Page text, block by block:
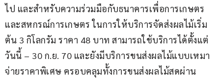
ไป และสำหรับความร่วมมือกับธนาคารเพื่อการเกษตร
และสหกรณ์การเกษตร ในการให้บริการจัดส่งผลไม้เริ่ม
ต้น 3 กิโลกรัม ราคา 48 บาท สามารถใช้บริการได้ตั้งแต่
วันนี้ – 30 ก.ย. 70 และยังมีบริการขนส่งผลไม้แบบเหมา
จ่ายราคาพิเศษ ครอบคลุมทั้งการขนส่งผลไม้สดผ่าน